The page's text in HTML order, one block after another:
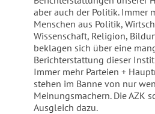
aber auch der Politik. Immer
Menschen aus Politik,
Wissenschaft, Religion,
beklagen sich über eine
Berichterstattung dieser
Immer mehr Parteien +
stehen im Banne von nur
Meinungsmachern. Die AZK
Ausgleich dazu.